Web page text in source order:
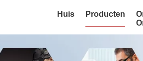
Huis Producten